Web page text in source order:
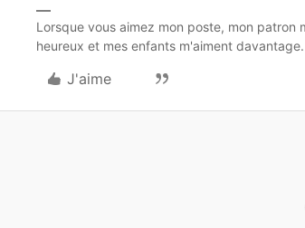
Lorsque vous aimez mon poste, mon patron
heureux et mes enfants m'aiment davantage.
J'aime